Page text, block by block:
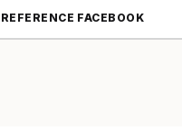
REFERENCE FACEBOOK